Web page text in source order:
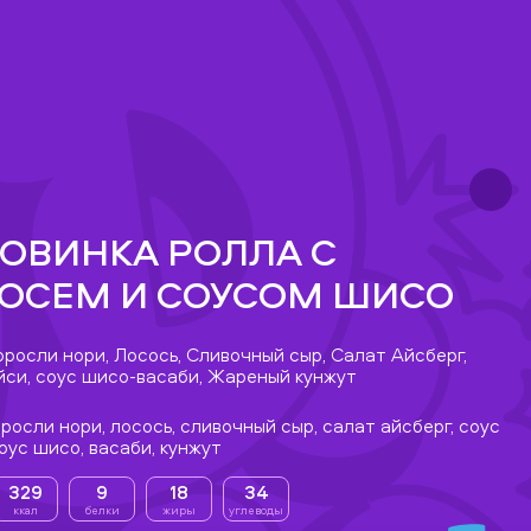
РОЛЛА С
И СОУСОМ ШИСО
нори, Лосось, Сливочный сыр, Салат Айсберг,
соус шисо-васаби, Жареный кунжут
нори, лосось, сливочный сыр, салат айсберг, соус
шисо, васаби, кунжут
329
ккал
9
белки
18
жиры
34
углеводы